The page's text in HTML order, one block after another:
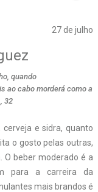
27 de julho
quando
ao cabo morderá como a
32
e sidra, quanto
o gosto pelas outras,
O beber moderado é a
para a carreira da
mais brandos é